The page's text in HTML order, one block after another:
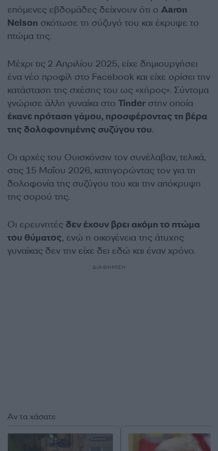
επόμενες εβδομάδες δείχνουν ότι ο Aaron
Nelson σκότωσε τη σύζυγό του και έκρυψε το
πτώμα της.
Μέχρι τις 2 Απριλίου 2025, είχε δημιουργήσει
ένα νέο προφίλ στο Facebook και είχε ορίσει την
κατάσταση της σχέσης του ως «χήρος». Σύντομα
γνώρισε άλλη γυναίκα στο Tinder στην οποία
έκανε πρόταση γάμου, προσφέροντας τη βέρα
της δολοφονημένης συζύγου του.
Οι αρχές του Ουισκόνσιν τον συνέλαβαν, τελικά,
στις 15 Μαΐου 2026, κατηγορώντας τον για τη
δολοφονία της συζύγου του και την απόκρυψη
της σορού της.
Οι ερευνητές δεν έχουν βρει ακόμη το πτώμα
του θύματος, ενώ η οικογένεια της άτυχης
γυναίκας δεν την είχε δει εδώ και έναν χρόνο.
ΔΙΑΦΗΜΙΣΗ
Αν τα χάσατε